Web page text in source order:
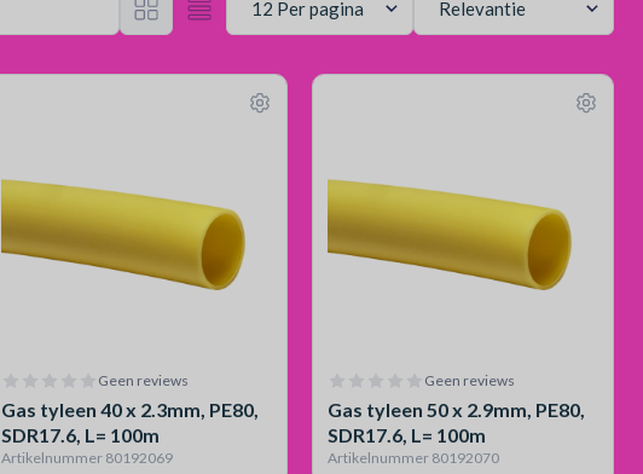
Geen reviews
Gas tyleen 40 x 2.3mm, PE80,
SDR17.6, L= 100m
Artikelnummer 80192069
Geen reviews
Gas tyleen 50 x 2.9mm, PE80,
SDR17.6, L= 100m
Artikelnummer 80192070